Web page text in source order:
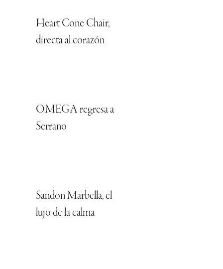
Heart Cone Chair,
directa al corazón
OMEGA regresa a
Serrano
Sandon Marbella, el
lujo de la calma